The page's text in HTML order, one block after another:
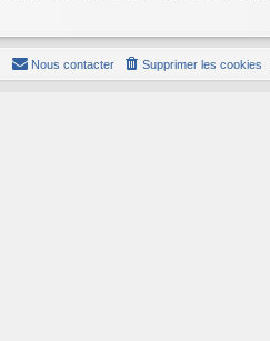
Supprimer les cookies
Nous contacter